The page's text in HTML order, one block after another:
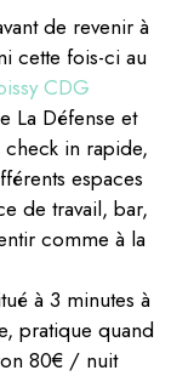
de revenir à
cette fois-ci au
CDG
La Défense et
check in rapide,
espaces
de travail, bar,
comme à la
à 3 minutes à
pratique quand
80€ / nuit